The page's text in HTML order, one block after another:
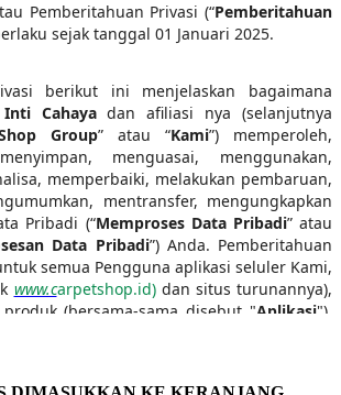
Pemberitahuan Privasi (“Pemberitahuan
sejak tanggal 01 Januari 2025.
berikut ini menjelaskan bagaimana
Inti Cahayadan afiliasi nya (selanjutnya
Group” atau “Kami”) memperoleh,
menguasai, menggunakan,
memperbaiki, melakukan pembaruan,
mentransfer, mengungkapkan
Pribadi (“Memproses Data Pribadi” atau
Data Pribadi”) Anda. Pemberitahuan
semua Pengguna aplikasi seluler Kami,
www.carpetshop.id)dan situs turunannya),
(bersama-sama disebut "Aplikasi"),
privasi yang terpisah.
ini disediakan dalam format berlapis